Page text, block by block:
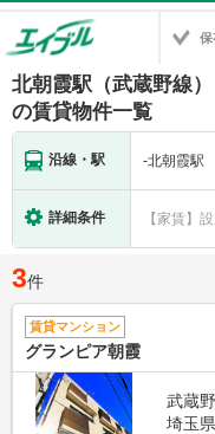
保
北朝霞駅（武蔵野線
の賃貸物件一覧
沿線・駅 -北朝霞駅
詳細条件 【家賃】
3件
賃貸マンション
グランピア朝霞
武蔵
埼玉